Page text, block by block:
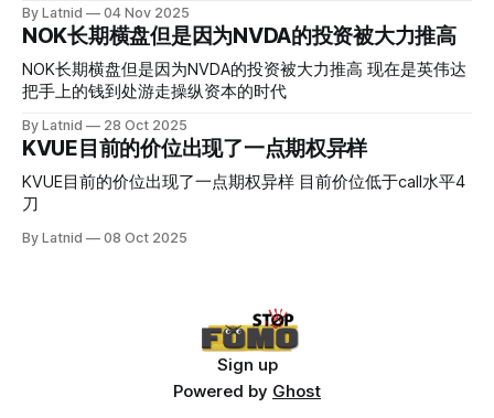
By Latnid 04 Nov 2025
NOK长期横盘但是因为NVDA的投资被大力推高
NOK长期横盘但是因为NVDA的投资被大力推高 现在是英伟达
把手上的钱到处游走操纵资本的时代
By Latnid 28 Oct 2025
KVUE目前的价位出现了一点期权异样
KVUE目前的价位出现了一点期权异样 目前价位低于call水平4
刀
By Latnid 08 Oct 2025
Sign up
Powered by Ghost